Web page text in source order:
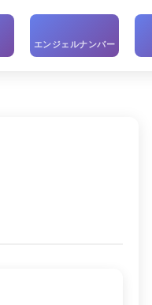
エンジェルナンバー